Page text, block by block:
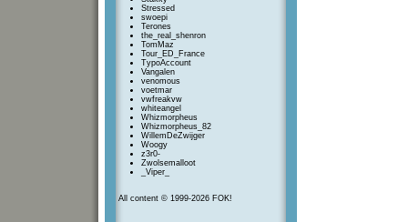
Stressed
swoepi
Terones
the_real_shenron
TomMaz
Tour_ED_France
TypoAccount
Vangalen
venomous
voetmar
vwfreakvw
whiteangel
Whizmorpheus
Whizmorpheus_82
WillemDeZwijger
Woogy
z3r0-
Zwolsemalloot
_Viper_
All content © 1999-2026 FOK!